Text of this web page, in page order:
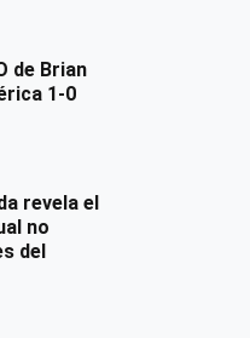
de Brian
1-0
revela el
no
del